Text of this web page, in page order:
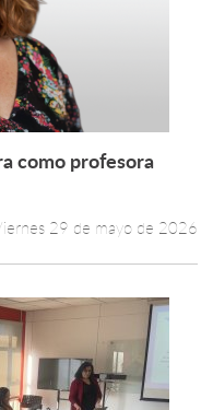
Leer más +
como profesora
29 de mayo de 2026